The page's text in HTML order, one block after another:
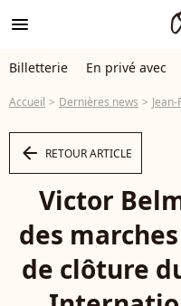
menu
Billetterie En privé avec
Accueil Dernières news Jean-
arrow_left RETOUR ARTICLE
Victor
des
de clôture